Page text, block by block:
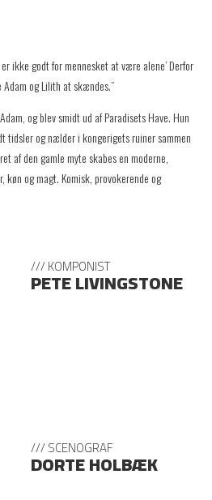
er ikke godt for mennesket at være alene’ Derfor
og Lilith at skændes.”
og blev smidt ud af Paradisets Have. Hun
tidsler og nælder i kongerigets ruiner sammen
af den gamle myte skabes en moderne,
køn og magt. Komisk, provokerende og
/// KOMPONIST
PETE LIVINGSTONE
/// SCENOGRAF
DORTE HOLBÆK